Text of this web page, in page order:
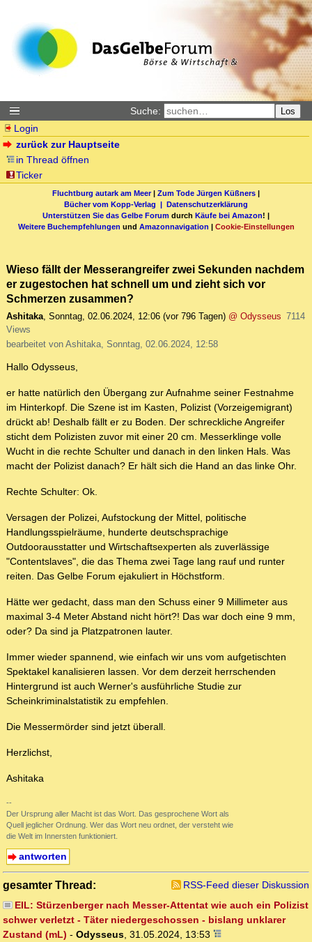
Suche: Los
Login
zurück zur Hauptseite
in Thread öffnen
Ticker
Fluchtburg autark am Meer| Zum Tode Jürgen Küßners |
Bücher vom Kopp-Verlag | Datenschutzerklärung
Unterstützen Sie das Gelbe Forum durch Käufe bei Amazon! |
Weitere Buchempfehlungen und Amazonnavigation | Cookie-Einstellungen
Wieso fällt der Messerangreifer zwei Sekunden nachdem
er zugestochen hat schnell um und zieht sich vor
Schmerzen zusammen?
Ashitaka, Sonntag, 02.06.2024, 12:06 (vor 796 Tagen) @ Odysseus 7114
Views
bearbeitet von Ashitaka, Sonntag, 02.06.2024, 12:58
Hallo Odysseus,
er hatte natürlich den Übergang zur Aufnahme seiner Festnahme
im Hinterkopf. Die Szene ist im Kasten, Polizist (Vorzeigemigrant)
drückt ab! Deshalb fällt er zu Boden. Der schreckliche Angreifer
sticht dem Polizisten zuvor mit einer 20 cm. Messerklinge volle
Wucht in die rechte Schulter und danach in den linken Hals. Was
macht der Polizist danach? Er hält sich die Hand an das linke Ohr.
Rechte Schulter: Ok.
Versagen der Polizei, Aufstockung der Mittel, politische
Handlungsspielräume, hunderte deutschsprachige
Outdoorausstatter und Wirtschaftsexperten als zuverlässige
"Contentslaves", die das Thema zwei Tage lang rauf und runter
reiten. Das Gelbe Forum ejakuliert in Höchstform.
Hätte wer gedacht, dass man den Schuss einer 9 Millimeter aus
maximal 3-4 Meter Abstand nicht hört?! Das war doch eine 9 mm,
oder? Da sind ja Platzpatronen lauter.
Immer wieder spannend, wie einfach wir uns vom aufgetischten
Spektakel kanalisieren lassen. Vor dem derzeit herrschenden
Hintergrund ist auch Werner's ausführliche Studie zur
Scheinkriminalstatistik zu empfehlen.
Die Messermörder sind jetzt überall.
Herzlichst,
Ashitaka
--
Der Ursprung aller Macht ist das Wort. Das gesprochene Wort als
Quell jeglicher Ordnung. Wer das Wort neu ordnet, der versteht wie
die Welt im Innersten funktioniert.
antworten
gesamter Thread:
RSS-Feed dieser Diskussion
EIL: Stürzenberger nach Messer-Attentat wie auch ein Polizist
schwer verletzt - Täter niedergeschossen - bislang unklarer
Zustand (mL) - Odysseus, 31.05.2024, 13:53